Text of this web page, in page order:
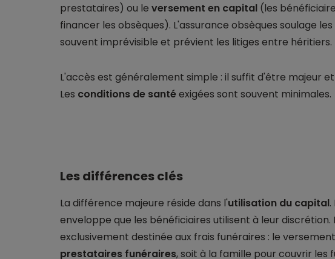
prestataires) ou le versement en capital(les
financer les obsèques). L'assurance obsèques soulage
souvent imprévisible et prévient les litiges entre héritiers.
L'accès est généralement simple : il suffit d'être majeur
Les conditions de santéexigées sont souvent minimales.
Les différences clés
La différence majeure réside dans l'utilisation du capital.
enveloppe que les bénéficiaires utilisent à leur discrétion.
exclusivement destinée aux frais funéraires : le
prestataires funéraires, soit à la famille pour couvrir les